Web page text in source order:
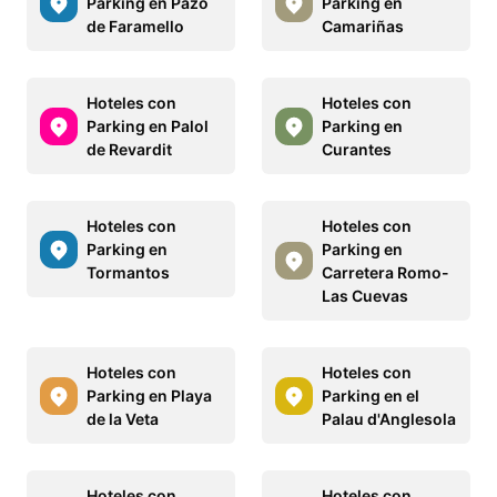
de Faramello
Camariñas
Hoteles con
Parking en Palol
de Revardit
Hoteles con
Parking en
Curantes
Hoteles con
Parking en
Tormantos
Hoteles con
Parking en
Carretera Romo-
Las Cuevas
Hoteles con
Parking en Playa
de la Veta
Hoteles con
Parking en el
Palau d'Anglesola